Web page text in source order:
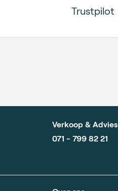
Trustpilot
Verkoop & Advies
071 - 799 82 21